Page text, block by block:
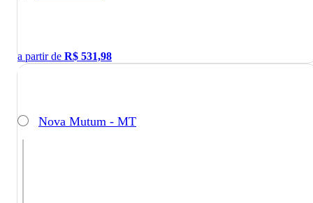
a partir de R$ 531,98
Nova Mutum - MT